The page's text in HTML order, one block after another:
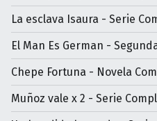
La esclava Isaura - Serie
El Man Es German -
Chepe Fortuna - Novela
Muñoz vale x 2 - Serie